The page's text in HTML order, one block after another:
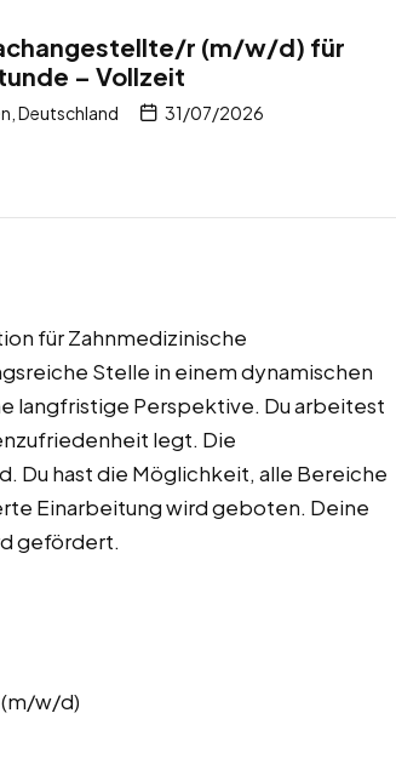
r (m/w/d) für
– Vollzeit
Deutschland 31/07/2026
für Zahnmedizinische
Stelle in einem dynamischen
langfristige Perspektive. Du arbeitest
legt. Die
Du hast die Möglichkeit, alle Bereiche
Einarbeitung wird geboten. Deine
gefördert.
w/d)